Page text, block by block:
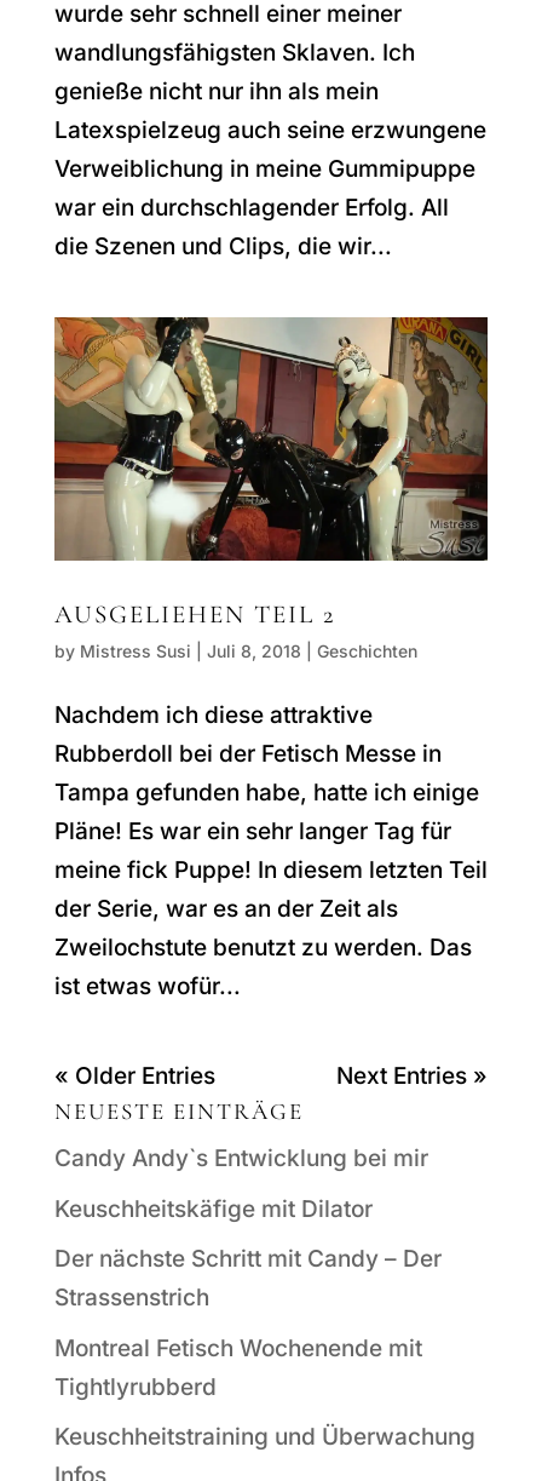
wurde sehr schnell einer meiner
wandlungsfähigsten Sklaven. Ich
genieße nicht nur ihn als mein
Latexspielzeug auch seine erzwungene
Verweiblichung in meine Gummipuppe
war ein durchschlagender Erfolg. All
die Szenen und Clips, die wir...
AUSGELIEHEN TEIL 2
by Mistress Susi Juli 8, 2018 Geschichten
Nachdem ich diese attraktive
Rubberdoll bei der Fetisch Messe in
Tampa gefunden habe, hatte ich einige
Pläne! Es war ein sehr langer Tag für
meine fick Puppe! In diesem letzten Teil
der Serie, war es an der Zeit als
Zweilochstute benutzt zu werden. Das
ist etwas wofür...
« Older Entries
Next Entries »
NEUESTE EINTRÄGE
Candy Andy`s Entwicklung bei mir
Keuschheitskäfige mit Dilator
Der nächste Schritt mit Candy – Der
Strassenstrich
Montreal Fetisch Wochenende mit
Tightlyrubberd
Keuschheitstraining und Überwachung